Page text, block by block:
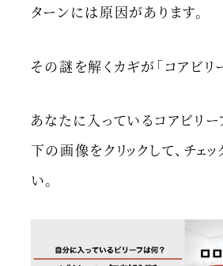
ターンには原因があります。
その謎を解くカギが「コアビリー
あなたに入っているコアビリー
下の画像をクリックして、チェ
い。